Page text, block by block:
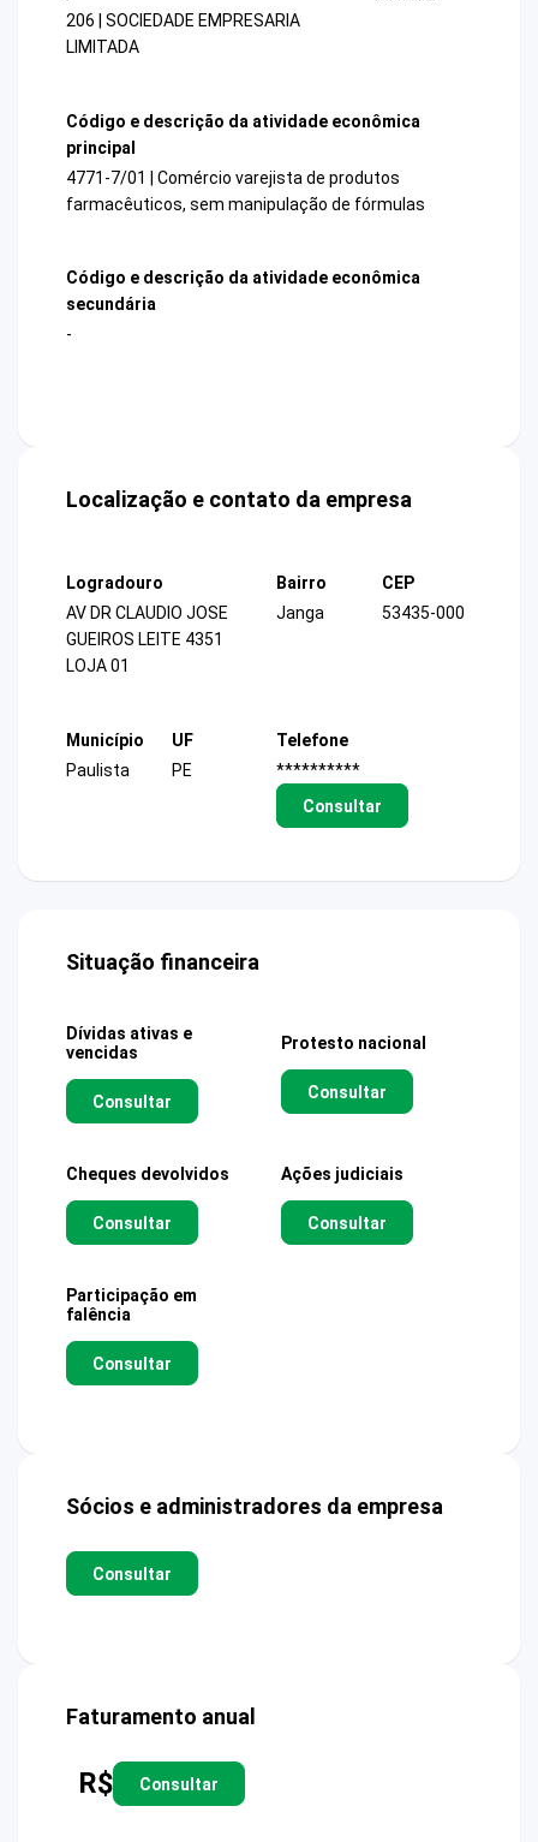
206 | SOCIEDADE EMPRESARIA
LIMITADA
Código e descrição da atividade econômica
principal
4771-7/01 | Comércio varejista de produtos
farmacêuticos, sem manipulação de fórmulas
Código e descrição da atividade econômica
secundária
-
Localização e contato da empresa
Logradouro
AV DR CLAUDIO JOSE
GUEIROS LEITE 4351
LOJA 01
Bairro
Janga
CEP
53435-000
Município
Paulista
UF
PE
Telefone
**********
Consultar
Situação financeira
Dívidas ativas e
vencidas
Consultar
Protesto nacional
Consultar
Cheques devolvidos
Consultar
Ações judiciais
Consultar
Participação em
falência
Consultar
Sócios e administradores da empresa
Consultar
Faturamento anual
R$ Consultar